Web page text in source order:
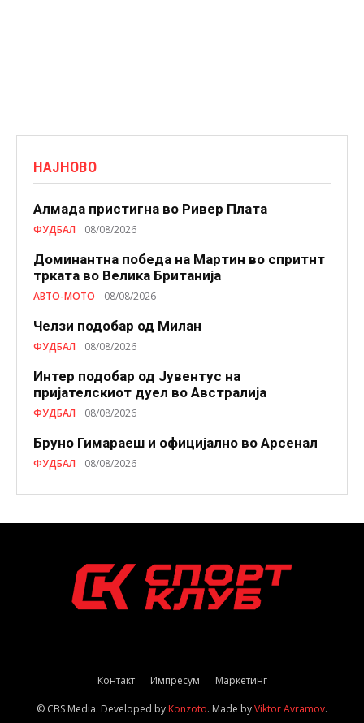
НАЈНОВО
Алмада пристигна во Ривер Плата
ФУДБАЛ 08/08/2026
Доминантна победа на Мартин во спритнт
трката во Велика Британија
АВТО-МОТО 08/08/2026
Челзи подобaр од Милан
ФУДБАЛ 08/08/2026
Интер подобар од Јувентус на
пријателскиот дуел во Австралија
ФУДБАЛ 08/08/2026
Бруно Гимараеш и официјално во Арсенал
ФУДБАЛ 08/08/2026
Контакт Импресум Маркетинг
© CBS Media. Developed byKonzoto. Made byViktor Avramov.